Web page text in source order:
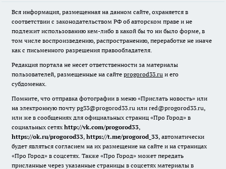
Вся информация, размещенная на данном сайте, охраняется в
соответствии с законодательством РФ об авторском праве и не
подлежит использованию кем-либо в какой бы то ни было форме, в
том числе воспроизведению, распространению, переработке не иначе
как с письменного разрешения правообладателя.
Редакция портала не несет ответственности за материалы
пользователей, размещенные на сайте progorod33.ru и его
субдоменах.
Помните, что отправка фотографии в меню «Прислать новость» или
на электронную почту pg33@progorod33.ru или red@progorod33.ru,
или же в сообщениях для официальных страниц «Про Город» в
социальных сетях http://vk.com/progorod33,
https://ok.ru/progorod33, https://t.me/progorod_33, автоматически
будет являться согласием на их размещение на сайте и на страницах
«Про Город» в соцсетях. Также «Про Город» может передать
присланные через указанные страницы в соцсетях материалы в